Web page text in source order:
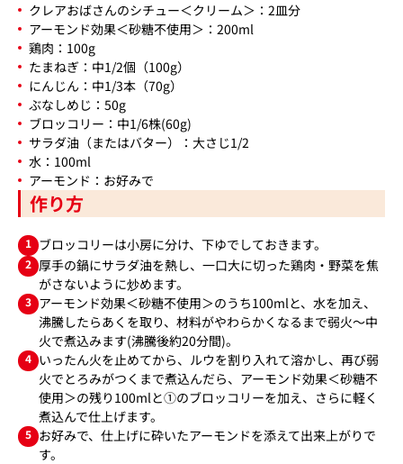
クレアおばさんのシチュー＜クリーム＞：2皿分
アーモンド効果＜砂糖不使用＞：200ml
鶏肉：100g
たまねぎ：中1/2個（100g）
にんじん：中1/3本（70g）
ぶなしめじ：50g
ブロッコリー：中1/6株(60g)
サラダ油（またはバター）：大さじ1/2
水：100ml
アーモンド：お好みで
作り方
1 ブロッコリーは小房に分け、下ゆでしておきます。
2 厚手の鍋にサラダ油を熱し、一口大に切った鶏肉・野菜を焦
がさないように炒めます。
3 アーモンド効果＜砂糖不使用＞のうち100mlと、水を加え、
沸騰したらあくを取り、材料がやわらかくなるまで弱火～中
火で煮込みます(沸騰後約20分間)。
4 いったん火を止めてから、ルウを割り入れて溶かし、再び弱
火でとろみがつくまで煮込んだら、アーモンド効果＜砂糖不
使用＞の残り100mlと①のブロッコリーを加え、さらに軽く
煮込んで仕上げます。
5 お好みで、仕上げに砕いたアーモンドを添えて出来上がりで
す。